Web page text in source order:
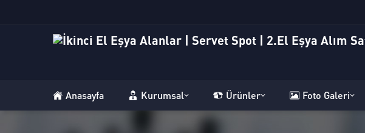
Anasayfa Kurumsal Ürünler Foto Galeri